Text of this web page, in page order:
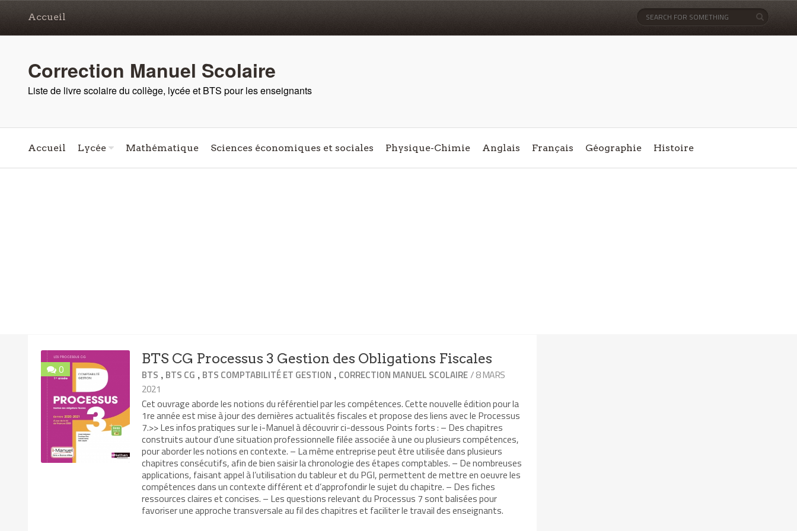
Accueil
Correction Manuel Scolaire
Liste de livre scolaire du collège, lycée et BTS pour les enseignants
Accueil Lycée Mathématique Sciences économiques et sociales Physique-Chimie Anglais Français Géographie Histoire
0
BTS CG Processus 3 Gestion des Obligations Fiscales
BTS , BTS CG , BTS COMPTABILITÉ ET GESTION , CORRECTION MANUEL SCOLAIRE/ 8 MARS
2021
Cet ouvrage aborde les notions du référentiel par les compétences. Cette nouvelle édition pour la
1re année est mise à jour des dernières actualités fiscales et propose des liens avec le Processus
7.>> Les infos pratiques sur le i-Manuel à découvrir ci-dessous Points forts : – Des chapitres
construits autour d’une situation professionnelle filée associée à une ou plusieurs compétences,
pour aborder les notions en contexte. – La même entreprise peut être utilisée dans plusieurs
chapitres consécutifs, afin de bien saisir la chronologie des étapes comptables. – De nombreuses
applications, faisant appel à l’utilisation du tableur et du PGI, permettent de mettre en oeuvre les
compétences dans un contexte différent et d’approfondir le sujet du chapitre. – Des fiches
ressources claires et concises. – Les questions relevant du Processus 7 sont balisées pour
favoriser une approche transversale au fil des chapitres et faciliter le travail des enseignants.